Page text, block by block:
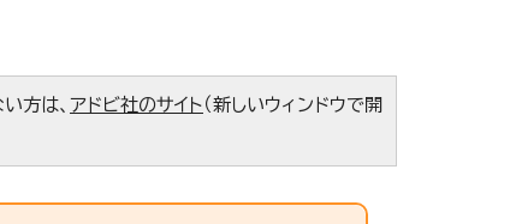
方は、 アドビ社のサイト（新しいウィンドウで開